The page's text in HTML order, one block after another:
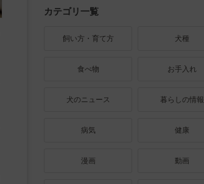
カテゴリ一覧
飼い方・育て方 犬種
食べ物 お手入れ
犬のニュース 暮らしの情報
病気 健康
漫画 動画